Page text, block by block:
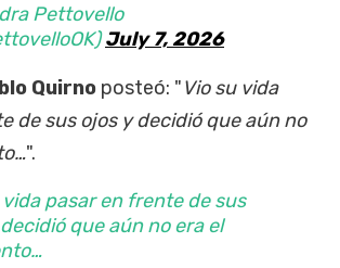
Pettovello
July 7, 2026
Quirno posteó: "Vio su vida
de sus ojos y decidió que aún no
".
vida pasar en frente de sus
que aún no era el